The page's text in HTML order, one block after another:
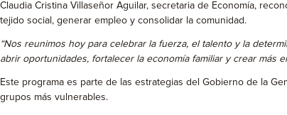
Claudia Cristina Villaseñor Aguilar, secretaria de Economía,
tejido social, generar empleo y consolidar la comunidad.
“Nos reunimos hoy para celebrar la fuerza, el talento y la
abrir oportunidades, fortalecer la economía familiar y crear más
Este programa es parte de las estrategias del Gobierno de la
grupos más vulnerables.